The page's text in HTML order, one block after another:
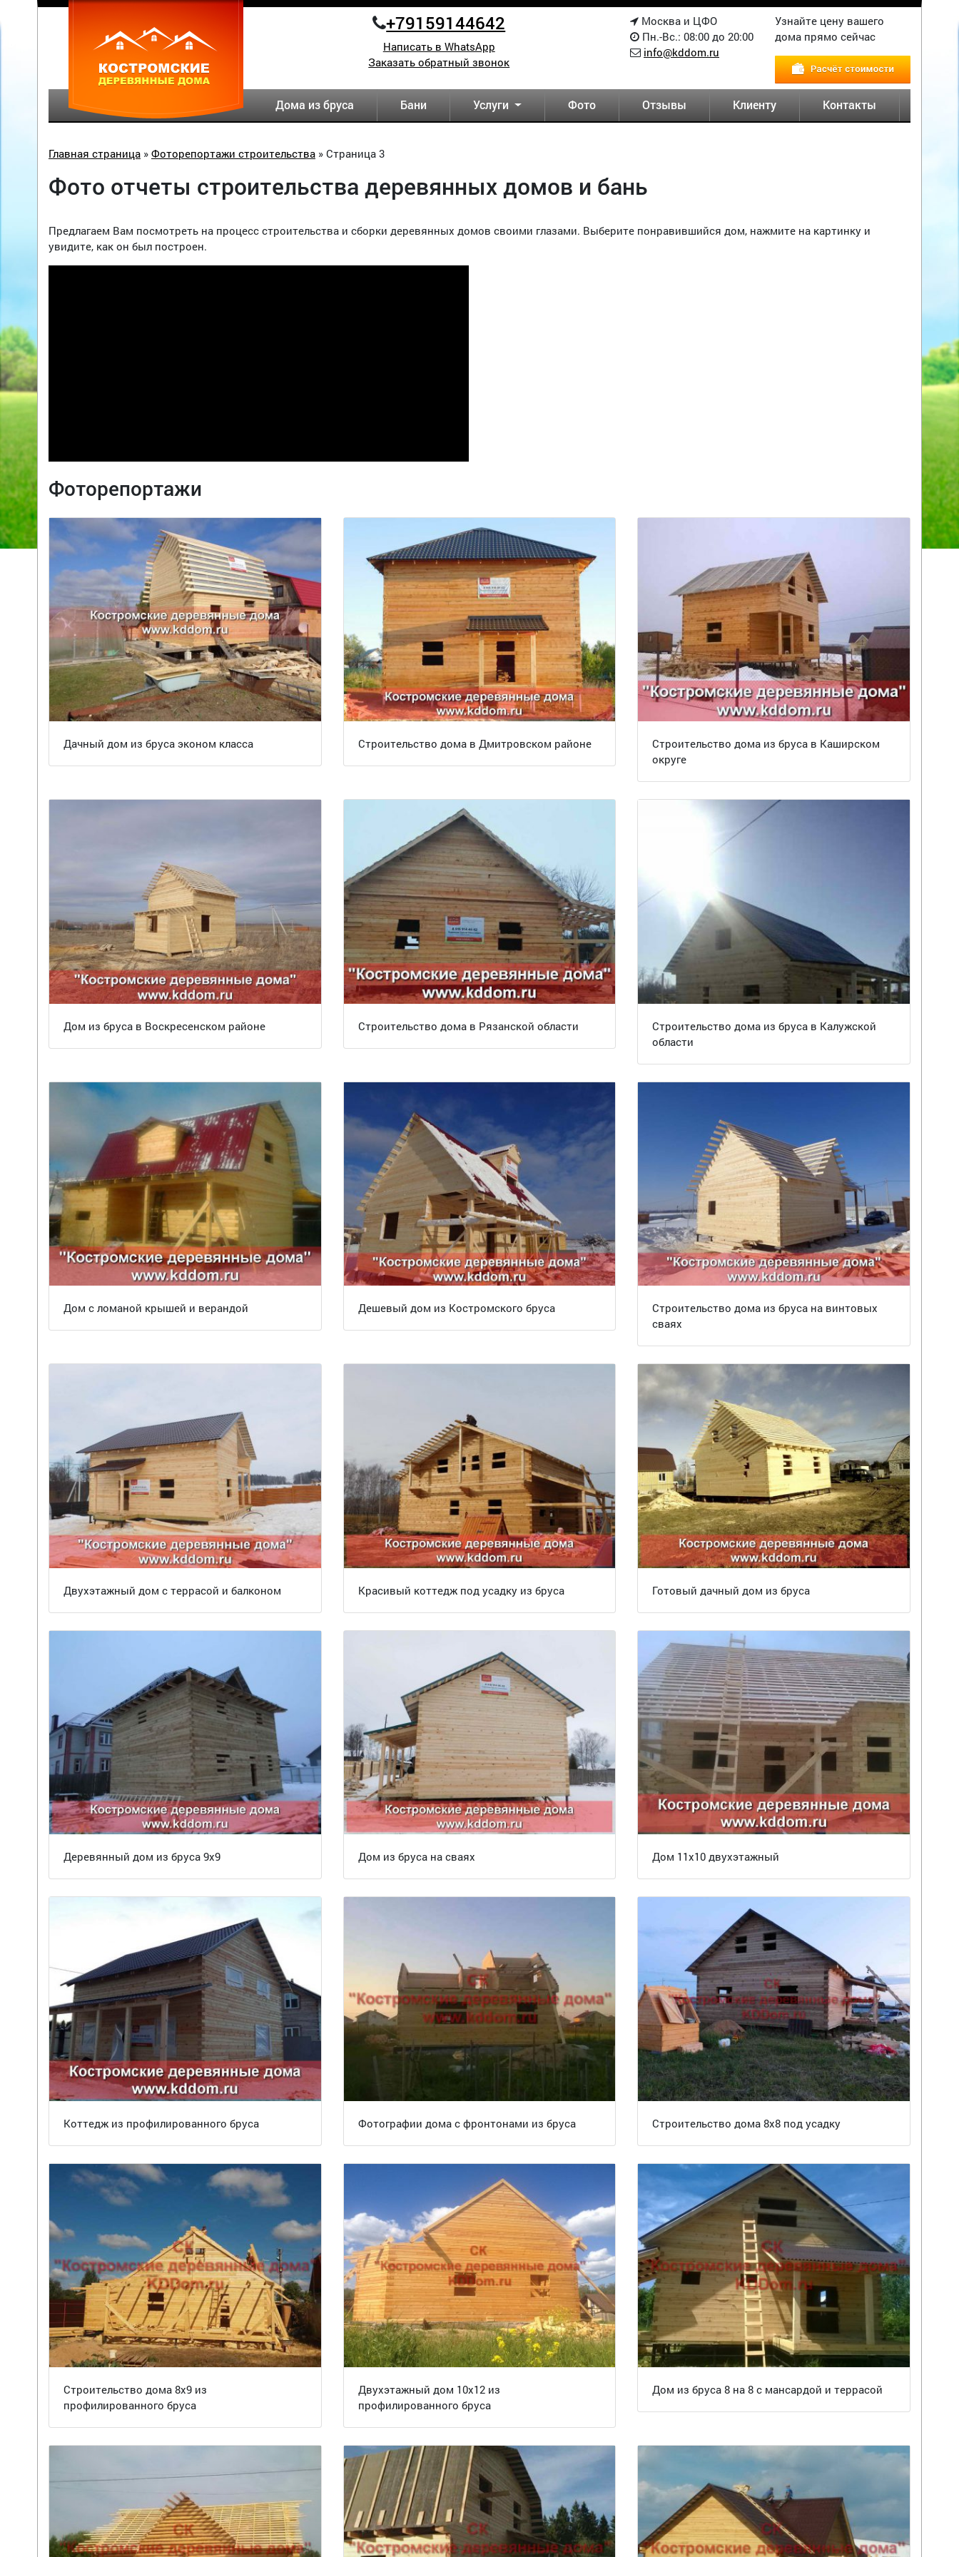
+79159144642
Написать в WhatsApp
Заказать обратный звонок
Москва и ЦФО
Пн.-Вс.: 08:00 до 20:00
info@kddom.ru
Узнайте цену вашего
дома прямо сейчас
Дома из бруса Бани Услуги Фото Отзывы Клиенту Контакты
Главная страница » Фоторепортажи строительства » Страница 3
Фото отчеты строительства деревянных домов и бань
Предлагаем Вам посмотреть на процесс строительства и сборки деревянных домов своими глазами. Выберите понравившийся дом, нажмите на картинку и
увидите, как он был построен.
Фоторепортажи
Дачный дом из бруса эконом класса Строительство дома в Дмитровском районе
Строительство дома из бруса в Каширском
округе
Дом из бруса в Воскресенском районе Строительство дома в Рязанской области
Строительство дома из бруса в Калужской
области
Дом с ломаной крышей и верандой Дешевый дом из Костромского бруса
Строительство дома из бруса на винтовых
сваях
Двухэтажный дом с террасой и балконом Красивый коттедж под усадку из бруса Готовый дачный дом из бруса
Деревянный дом из бруса 9х9 Дом из бруса на сваях Дом 11х10 двухэтажный
Коттедж из профилированного бруса Фотографии дома с фронтонами из бруса Строительство дома 8х8 под усадку
Строительство дома 8х9 из
профилированного бруса
Двухэтажный дом 10х12 из
профилированного бруса
Дом из бруса 8 на 8 с мансардой и террасой